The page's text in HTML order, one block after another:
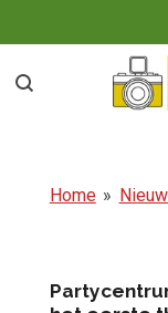
direct
naar
Home »